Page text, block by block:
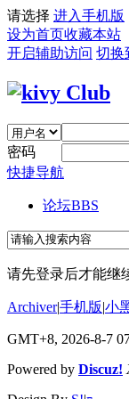
请选择 进入手机版
设为首页收藏本站
开启辅助访问 切换
密码
快捷导航
论坛BBS
请先登录后才能继
Archiver|手机版|小
GMT+8, 2026-8-7
Powered by Discuz!